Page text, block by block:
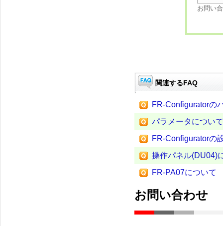
お問い
関連するFAQ
FR-Configuratorの
パラメータについて
FR-Configuratorの
操作パネル(DU04)
FR-PA07について
お問い合わせ